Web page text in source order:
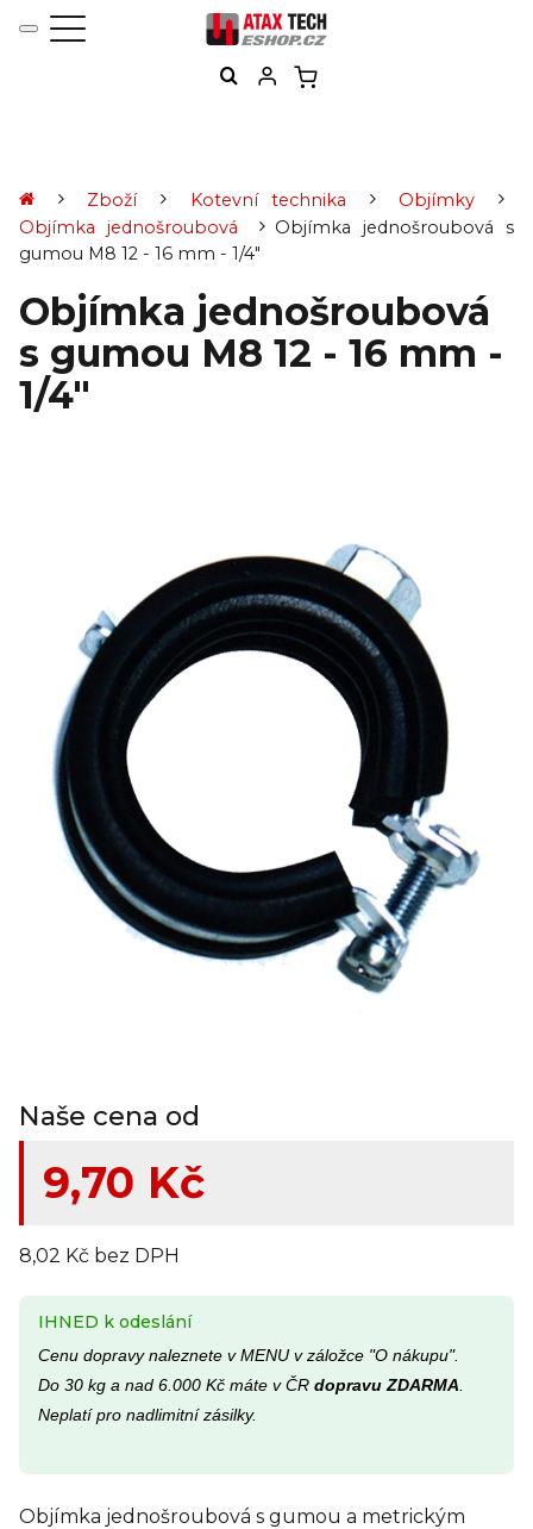
Zboží Kotevní technika
Objímky
Objímka jednošroubová
Objímka jednošroubová s
gumou M8 12 - 16 mm - 1/4"
Objímka jednošroubová
s gumou M8 12 - 16 mm -
1/4"
Naše cena od
9,70 Kč
8,02 Kč bez DPH
IHNED k odeslání
Cenu dopravy naleznete v MENU v záložce "O nákupu".
Do 30 kg a nad 6.000 Kč máte v ČR dopravu ZDARMA
Neplatí pro nadlimitní zásilky.
Objímka jednošroubová s gumou a metrickým